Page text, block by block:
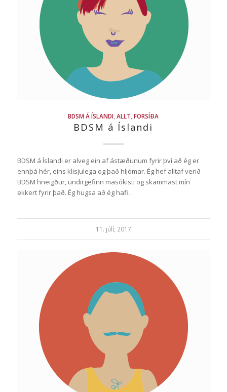
BDSM Á ÍSLANDI ,ALLT ,FORSÍÐA
BDSM á Íslandi
BDSM á Íslandi er alveg ein af ástæðunum fyrir því að ég er
ennþá hér, eins klisjulega og það hljómar. Ég hef alltaf verið
BDSM hneigður, undirgefinn masókisti og skammast mín
ekkert fyrir það. Ég hugsa að ég hafi…
11. júlí, 2017